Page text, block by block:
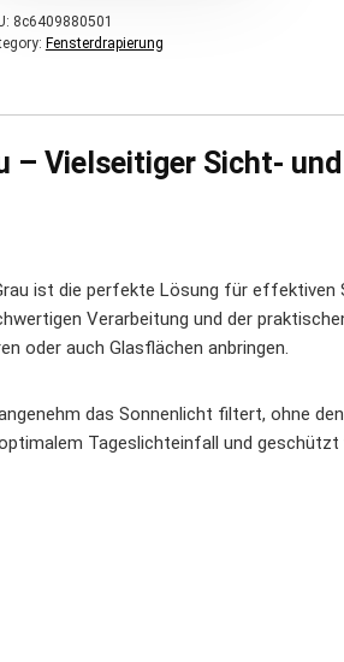
8c6409880501
Fensterdrapierung
– Vielseitiger Sicht- und
ist die perfekte Lösung für effektiven
Verarbeitung und der
oder auch Glasflächen anbringen.
das Sonnenlicht filtert, ohne
Tageslichteinfall und